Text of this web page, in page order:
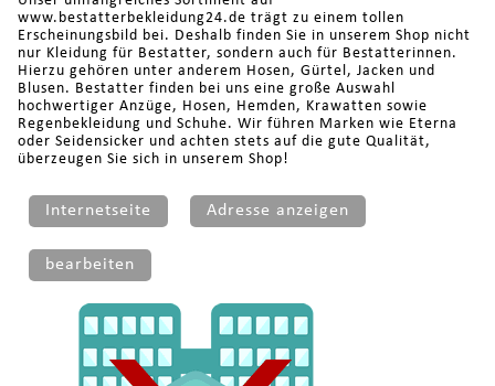
www.bestatterbekleidung24.de trägt zu einem tollen
Erscheinungsbild bei. Deshalb finden Sie in unserem Shop nicht
nur Kleidung für Bestatter, sondern auch für Bestatterinnen.
Hierzu gehören unter anderem Hosen, Gürtel, Jacken und
Blusen. Bestatter finden bei uns eine große Auswahl
hochwertiger Anzüge, Hosen, Hemden, Krawatten sowie
Regenbekleidung und Schuhe. Wir führen Marken wie Eterna
oder Seidensicker und achten stets auf die gute Qualität,
überzeugen Sie sich in unserem Shop!
Internetseite Adresse anzeigen
bearbeiten